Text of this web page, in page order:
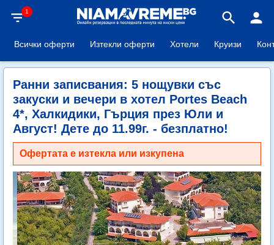
filter_list1 search person
Всички оферти Изтекли оферти Хотели Круизи
Ранни записвания: 5 нощувки със
закуски и вечери в хотел Portes Beach
4*, Халкидики, Гърция през Юли и
Август! Дете до 11.99г. - безплатно!
Офертата е изтекла или изкупена